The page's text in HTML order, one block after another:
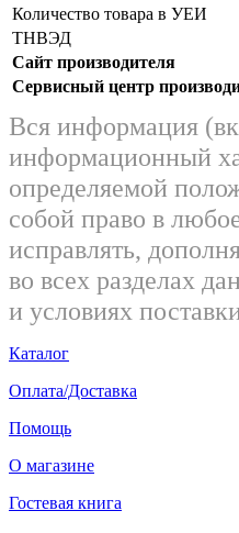
Количество товара в УЕИ
ТНВЭД
Сайт производителя
Сервисный центр
Вся информация
информационный
определяемой
собой право в
исправлять,
во всех разделах
и условиях
Каталог
Оплата/Доставка
Помощь
О магазине
Гостевая книга